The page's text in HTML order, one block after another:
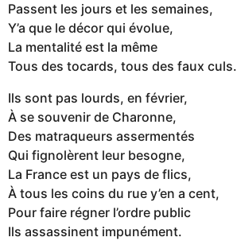
Passent les jours et les semaines,
Y’a que le décor qui évolue,
La mentalité est la même
Tous des tocards, tous des faux culs.
Ils sont pas lourds, en février,
À se souvenir de Charonne,
Des matraqueurs assermentés
Qui fignolèrent leur besogne,
La France est un pays de flics,
À tous les coins du rue y’en a cent,
Pour faire régner l’ordre public
Ils assassinent impunément.